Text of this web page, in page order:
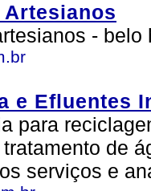
-
e Efluentes
para
de
serviços e